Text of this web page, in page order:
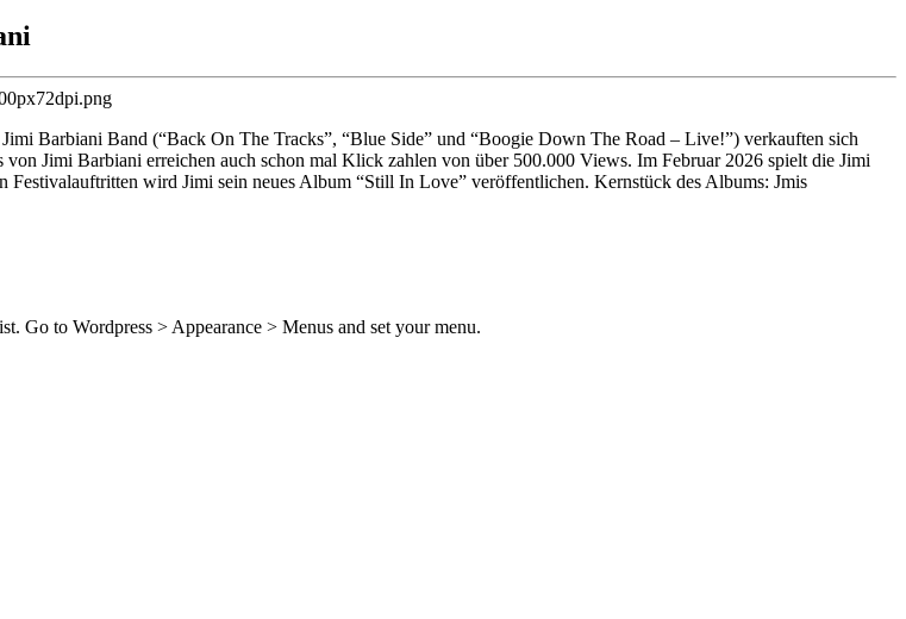
Barbiani Band (“Back On The Tracks”, “Blue Side” und “Boogie Down The Road – Live!”) verkauften sich
Jimi Barbiani erreichen auch schon mal Klick zahlen von über 500.000 Views. Im Februar 2026 spielt die Jimi
wird Jimi sein neues Album “Still In Love” veröffentlichen. Kernstück des Albums: Jmis
Go to Wordpress > Appearance > Menus and set your menu.